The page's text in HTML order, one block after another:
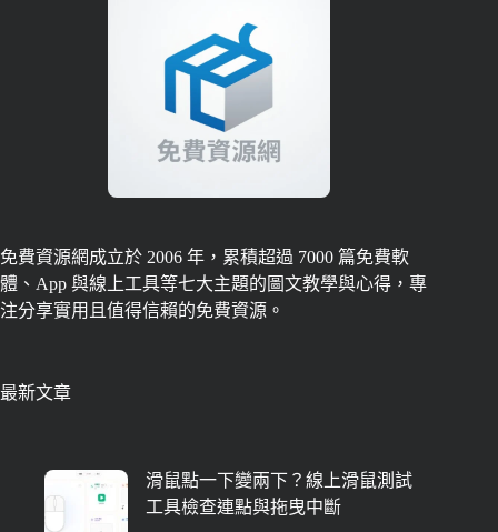
免費資源網成立於 2006 年，累積超過 7000 篇免費軟
體、App 與線上工具等七大主題的圖文教學與心得，專
注分享實用且值得信賴的免費資源。
最新文章
滑鼠點一下變兩下？線上滑鼠測試
工具檢查連點與拖曳中斷